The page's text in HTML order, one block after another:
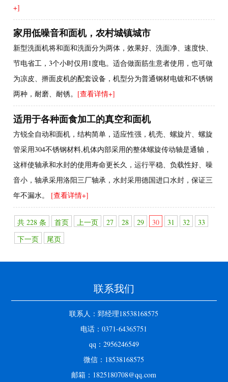
+]
家用低噪音和面机，农村城镇城市
新型洗面机将和面和洗面分为两体，效果好、洗面净、速度快、
节电省工，3个小时仅用1度电。适合做面筋生意者使用，也可做
为凉皮、擀面皮机的配套设备，机型分为普通钢材电镀和不锈钢
两种，耐磨、耐锈。 [查看详情+]
适用于各种面食加工的真空和面机
方锐全自动和面机，结构简单，适应性强，机壳、螺旋片、螺旋
管采用304不锈钢材料,机体内部采用的整体螺旋传动轴是通轴，
这样使轴承和水封的使用寿命更长久，运行平稳、负载性好、噪
音小，轴承采用洛阳三厂轴承，水封采用德国进口水封，保证三
年不漏水。 [查看详情+]
共 228 条 首页 上一页 27 28 29 30 31 32
33
下一页
尾页
联系我们
联系人：郅经理18538168575
电话：0371-64365751
qq：2956246549
微信：18538168575
邮箱：1825180708@qq.com